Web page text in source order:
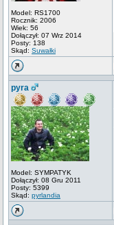
Model: RS1700
Rocznik: 2006
Wiek: 56
Dołączył: 07 Wrz 2014
Posty: 138
Skąd: Suwałki
pyra
Model: SYMPATYK
Dołączył: 08 Gru 2011
Posty: 5399
Skąd: pyrlandia